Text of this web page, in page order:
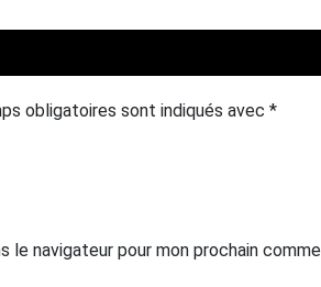
obligatoires sont indiqués avec *
le navigateur pour mon prochain